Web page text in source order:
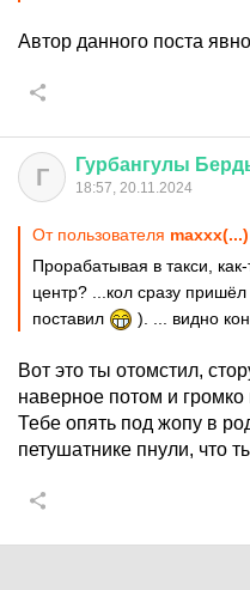
Автор данного поста
Г Гурбангулы
18:57, 20.11.2024
От пользователя maxxx(...)
Прорабатывая в такси,
центр? ...кол сразу
поставил
). ... видно
Вот это ты отомстил,
наверное потом и
Тебе опять под жопу в
петушатнике пнули, что